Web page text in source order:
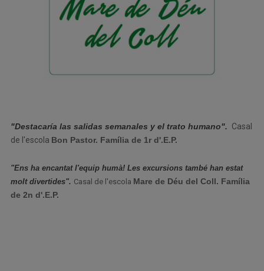
"Destacaría las salidas semanales y el trato humano". Casal
de l'escola Bon Pastor. Família de 1r d'.E.P.
"Ens ha encantat l'equip humà! Les excursions també han estat
molt divertides". Casal de l'escola Mare de Déu del Coll. Família
de 2n d'.E.P.